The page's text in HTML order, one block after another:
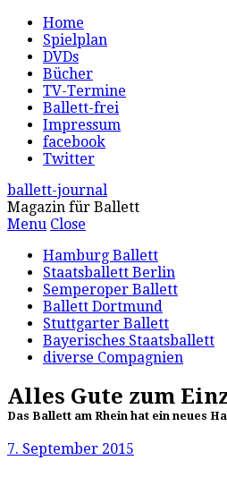
Home
Spielplan
DVDs
Bücher
TV-Termine
Ballett-frei
Impressum
facebook
Twitter
ballett-journal
Magazin für Ballett
Menu Close
Hamburg Ballett
Staatsballett Berlin
Semperoper Ballett
Ballett Dortmund
Stuttgarter Ballett
Bayerisches Staatsballett
diverse Compagnien
Alles Gute zum
Das Ballett am Rhein hat ein neues
7. September 2015